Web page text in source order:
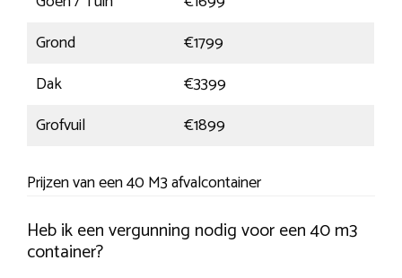
Grond
€1799
Dak
€3399
Grofvuil
€1899
Prijzen van een 40 M3 afvalcontainer
Heb ik een vergunning nodig voor een 40 m3
container?